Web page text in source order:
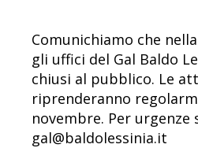
Comunichiamo che
gli uffici del Gal Baldo
chiusi al pubblico. Le
riprenderanno
novembre. Per urgenze
gal@baldolessinia.it